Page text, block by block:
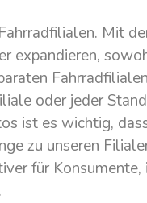
Mit
expandieren,
oder jeder
ist es wichtig,
zu unseren
für Konsumente,